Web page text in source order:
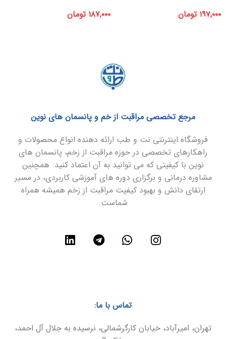
۱۹۷,۰۰۰ تومان
۱۸۷,۰۰۰ تومان
مرجع تخصصی مراقبت از خم و پانسمان های نوین
فروشگاه اینترنتی نت و طب ارائه دهنده انواع محصولات و
راهکارهای تخصصی در حوزه مراقبت از زخم، پانسمان های
نوین با کیفیتی که می توانید به آن اعتماد کنید. همچنین
مشاوره درمانی و برگزاری دوره های آموزشی کاربردی، در مسیر
ارتقای دانش و بهبود کیفیت مراقبت از زخم همیشه همراه
شماست.
تماس با ما:
تهران، امیرآباد، خیابان کارگرشمالی، نرسیده به جلال آل احمد،